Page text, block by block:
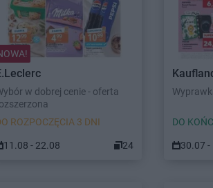
w dobrej cenie - oferta
ROZPOCZĘCIA 3 DNI
11.08 - 22.08 24
DO
30.07 -